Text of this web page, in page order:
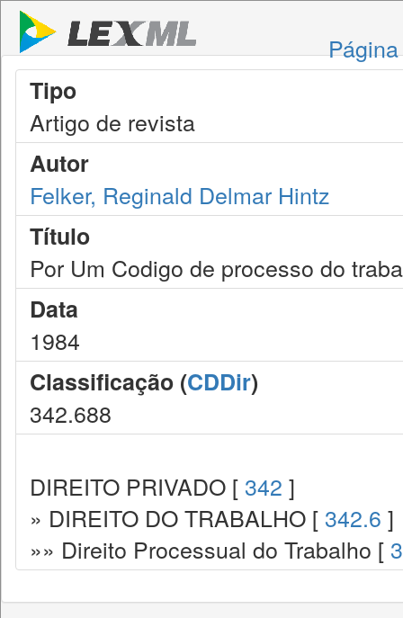
Tipo
Artigo de revista
Autor
Felker, Reginald Delmar Hintz
Título
Por Um Codigo de processo do
Data
1984
Classificação (CDDir)
342.688
DIREITO PRIVADO [ 342 ]
» DIREITO DO TRABALHO [ 342.6 ]
»» Direito Processual do Trabalho [